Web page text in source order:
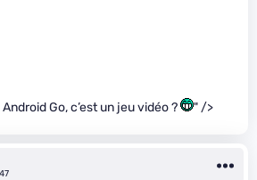
Go, c’est un jeu vidéo ? " />